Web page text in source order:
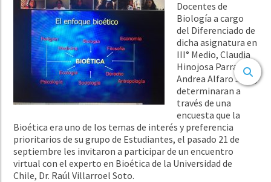
Docentes de
Biología a cargo
del Diferenciado de
dicha asignatura en
III° Medio, Claudia
Hinojosa Parra y
Andrea Alfaro Silva,
determinaran a
través de una
encuesta que la
Bioética era uno de los temas de interés y preferencia
prioritarios de su grupo de Estudiantes, el pasado 21 de
septiembre les invitaron a participar de un encuentro
virtual con el experto en Bioética de la Universidad de
Chile, Dr. Raúl Villarroel Soto.